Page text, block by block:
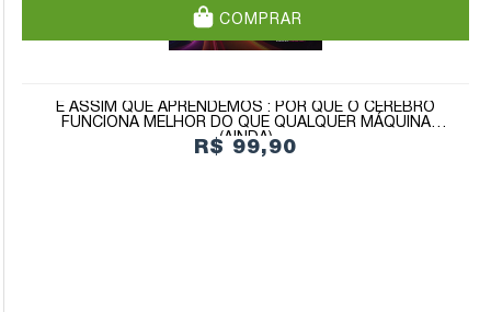
COMPRAR
É ASSIM QUE APRENDEMOS : POR QUE O CÉREBRO
FUNCIONA MELHOR DO QUE QUALQUER MÁQUINA
(AINDA)
R$ 99,90